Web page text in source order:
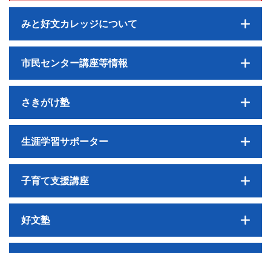
みと好文カレッジについて
市民センター講座等情報
さきがけ塾
生涯学習サポーター
子育て支援講座
好文塾